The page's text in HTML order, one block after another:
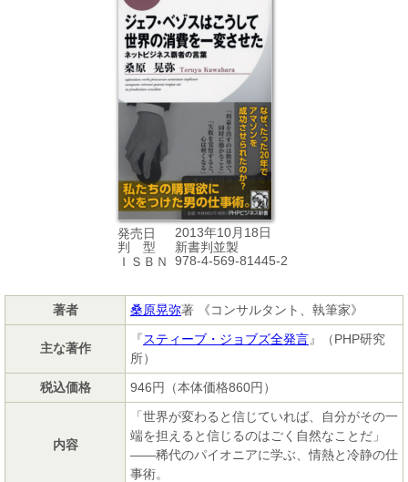
発売日
2013年10月18日
判 型
新書判並製
ＩＳＢＮ
978-4-569-81445-2
著者 桑原晃弥著 《コンサルタント、執筆家》
主な著作
『スティーブ・ジョブズ全発言』（PHP研究
所）
税込価格
946円（本体価格860円）
内容
「世界が変わると信じていれば、自分がその一
端を担えると信じるのはごく自然なことだ」
――稀代のパイオニアに学ぶ、情熱と冷静の仕
事術。